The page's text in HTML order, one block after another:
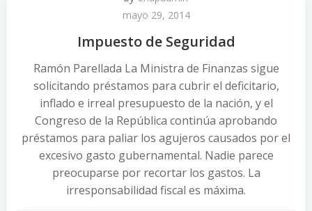
mayo 29, 2014
Impuesto de Seguridad
Ramón Parellada La Ministra de Finanzas sigue
solicitando préstamos para cubrir el deficitario,
inflado e irreal presupuesto de la nación, y el
Congreso de la República continúa aprobando
préstamos para paliar los agujeros causados por el
excesivo gasto gubernamental. Nadie parece
preocuparse por recortar los gastos. La
irresponsabilidad fiscal es máxima.